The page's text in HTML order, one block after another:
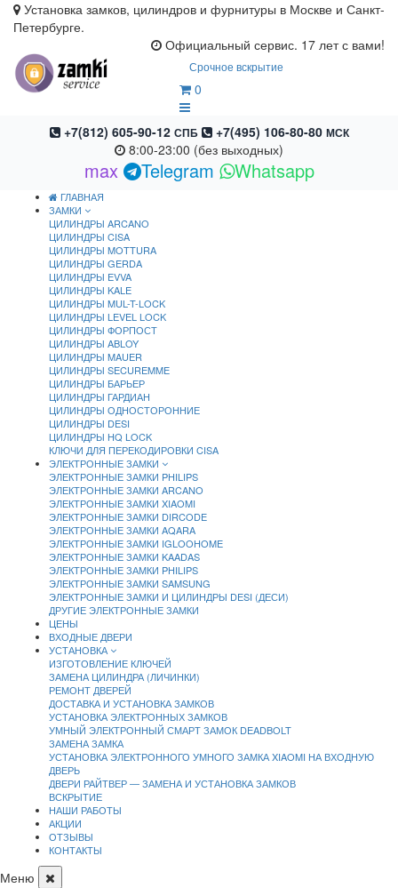
Установка замков, цилиндров и фурнитуры в Москве и Санкт-
Петербурге.
Официальный сервис. 17 лет с вами!
Срочное вскрытие
0
+7(812) 605-90-12 СПБ +7(495) 106-80-80 МСК
8:00-23:00 (без выходных)
max Telegram Whatsapp
ГЛАВНАЯ
ЗАМКИ
ЦИЛИНДРЫ ARCANO
ЦИЛИНДРЫ CISA
ЦИЛИНДРЫ MOTTURA
ЦИЛИНДРЫ GERDA
ЦИЛИНДРЫ EVVA
ЦИЛИНДРЫ KALE
ЦИЛИНДРЫ MUL-T-LOCK
ЦИЛИНДРЫ LEVEL LOCK
ЦИЛИНДРЫ ФОРПОСТ
ЦИЛИНДРЫ ABLOY
ЦИЛИНДРЫ MAUER
ЦИЛИНДРЫ SECUREMME
ЦИЛИНДРЫ БАРЬЕР
ЦИЛИНДРЫ ГАРДИАН
ЦИЛИНДРЫ ОДНОСТОРОННИЕ
ЦИЛИНДРЫ DESI
ЦИЛИНДРЫ HQ LOCK
КЛЮЧИ ДЛЯ ПЕРЕКОДИРОВКИ CISA
ЭЛЕКТРОННЫЕ ЗАМКИ
ЭЛЕКТРОННЫЕ ЗАМКИ PHILIPS
ЭЛЕКТРОННЫЕ ЗАМКИ ARCANO
ЭЛЕКТРОННЫЕ ЗАМКИ XIAOMI
ЭЛЕКТРОННЫЕ ЗАМКИ DIRCODE
ЭЛЕКТРОННЫЕ ЗАМКИ AQARA
ЭЛЕКТРОННЫЕ ЗАМКИ IGLOOHOME
ЭЛЕКТРОННЫЕ ЗАМКИ KAADAS
ЭЛЕКТРОННЫЕ ЗАМКИ PHILIPS
ЭЛЕКТРОННЫЕ ЗАМКИ SAMSUNG
ЭЛЕКТРОННЫЕ ЗАМКИ И ЦИЛИНДРЫ DESI (ДЕСИ)
ДРУГИЕ ЭЛЕКТРОННЫЕ ЗАМКИ
ЦЕНЫ
ВХОДНЫЕ ДВЕРИ
УСТАНОВКА
ИЗГОТОВЛЕНИЕ КЛЮЧЕЙ
ЗАМЕНА ЦИЛИНДРА (ЛИЧИНКИ)
РЕМОНТ ДВЕРЕЙ
ДОСТАВКА И УСТАНОВКА ЗАМКОВ
УСТАНОВКА ЭЛЕКТРОННЫХ ЗАМКОВ
УМНЫЙ ЭЛЕКТРОННЫЙ СМАРТ ЗАМОК DEADBOLT
ЗАМЕНА ЗАМКА
УСТАНОВКА ЭЛЕКТРОННОГО УМНОГО ЗАМКА XIAOMI НА ВХОДНУЮ
ДВЕРЬ
ДВЕРИ РАЙТВЕР — ЗАМЕНА И УСТАНОВКА ЗАМКОВ
ВСКРЫТИЕ
НАШИ РАБОТЫ
АКЦИИ
ОТЗЫВЫ
КОНТАКТЫ
Меню